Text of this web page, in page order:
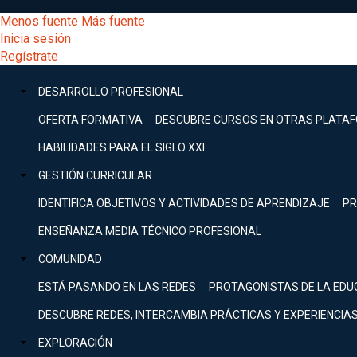
al
contenido
principal
[Educarchile
Escritorio]
Menú
entrar
mi
Menos fuente Más fuente
Inicia sesión
Regístrate
Menú
principal
DESARROLLO PROFESIONAL
OFERTA FORMATIVA DESCUBRE CURSOS EN OTRAS
HABILIDADES PARA EL SIGLO XXI
GESTIÓN CURRICULAR
IDENTIFICA OBJETIVOS Y ACTIVIDADES DE APRENDIZAJE
ENSEÑANZA MEDIA TÉCNICO PROFESIONAL
COMUNIDAD
ESTÁ PASANDO EN LAS REDES PROTAGONISTAS DE LA
DESCUBRE REDES, INTERCAMBIA PRÁCTICAS Y EXPERIENCIAS
EXPLORACIÓN
Buscar
Menú
principal
DESARROLLO
Expand
GESTIÓN
Expand
COMUNIDAD
Expand
EXPLORACIÓN
[Educarchile
Inicia